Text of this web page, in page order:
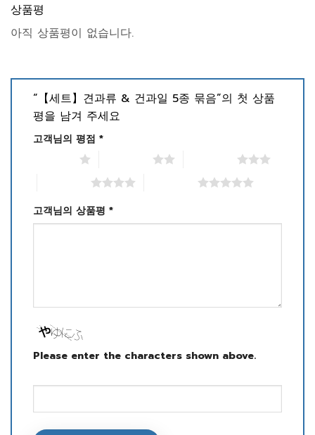
상품평
아직 상품평이 없습니다.
“【세트】견과류 & 건과일 5종 묶음”의 첫 상품
평을 남겨 주세요
고객님의 평점 *
고객님의 상품평 *
Please enter the characters shown above.